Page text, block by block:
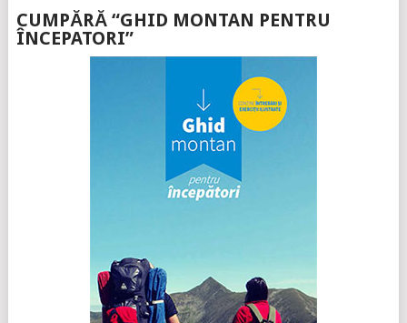
CUMPĂRĂ “GHID MONTAN PENTRU
ÎNCEPATORI”